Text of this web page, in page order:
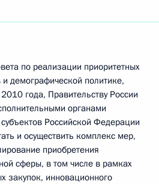
по реализации приоритетных
демографической политике,
года, Правительству России
органами
субъектов Российской Федерации
и осуществить комплекс мер,
приобретения
сферы, в том числе в рамках
закупок, инновационного